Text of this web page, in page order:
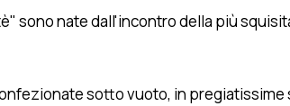
sono nate dall'incontro della più
sotto vuoto, in